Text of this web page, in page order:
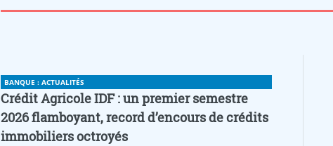
BANQUE : ACTUALITÉS
Crédit Agricole IDF : un premier semestre
2026 flamboyant, record d’encours de crédits
immobiliers octroyés